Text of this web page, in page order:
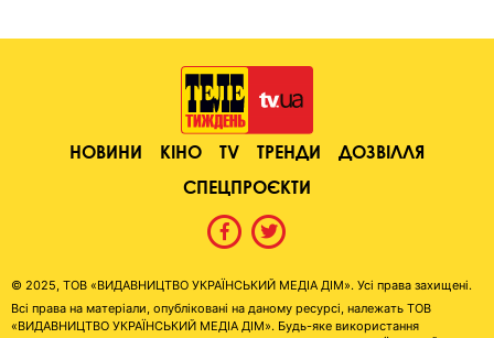
НОВИНИ КІНО TV ТРЕНДИ
ДОЗВІЛЛЯ
СПЕЦПРОЄКТИ
© 2025, ТОВ «ВИДАВНИЦТВО УКРАЇНСЬКИЙ МЕДІА ДІМ». Усі права захищені.
Всі права на матеріали, опубліковані на даному ресурсі, належать ТОВ
«ВИДАВНИЦТВО УКРАЇНСЬКИЙ МЕДІА ДІМ». Будь-яке використання